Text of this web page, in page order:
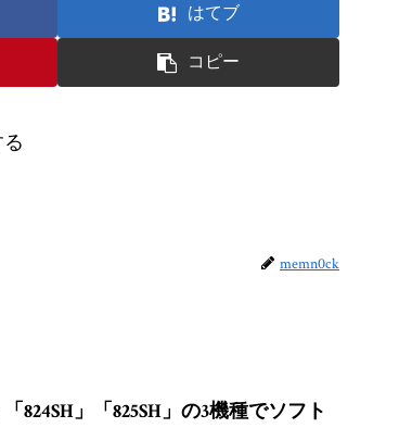
はてブ
コピー
memn0ck
824SH」「825SH」の3機種でソフト